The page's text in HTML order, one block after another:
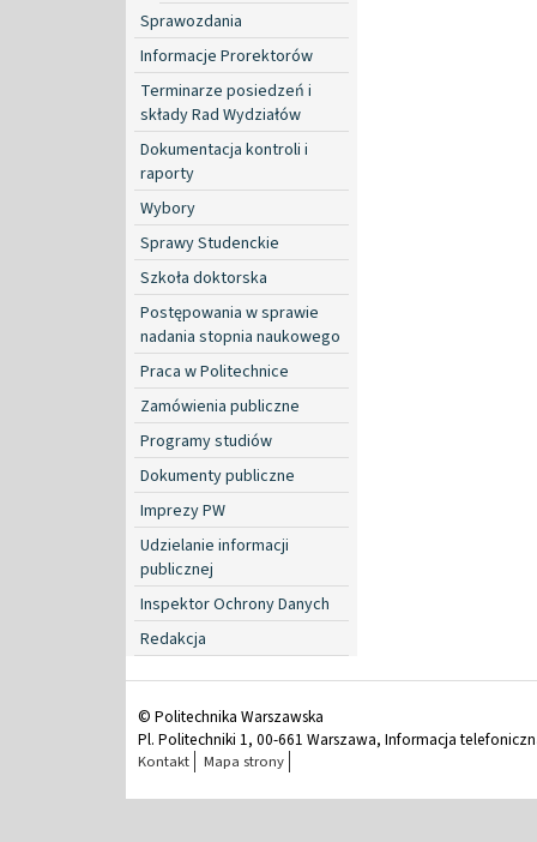
Sprawozdania
Informacje Prorektorów
Terminarze posiedzeń i
składy Rad Wydziałów
Dokumentacja kontroli i
raporty
Wybory
Sprawy Studenckie
Szkoła doktorska
Postępowania w sprawie
nadania stopnia naukowego
Praca w Politechnice
Zamówienia publiczne
Programy studiów
Dokumenty publiczne
Imprezy PW
Udzielanie informacji
publicznej
Inspektor Ochrony Danych
Redakcja
© Politechnika Warszawska
Pl. Politechniki 1, 00-661 Warszawa, Informacja
Kontakt Mapa strony